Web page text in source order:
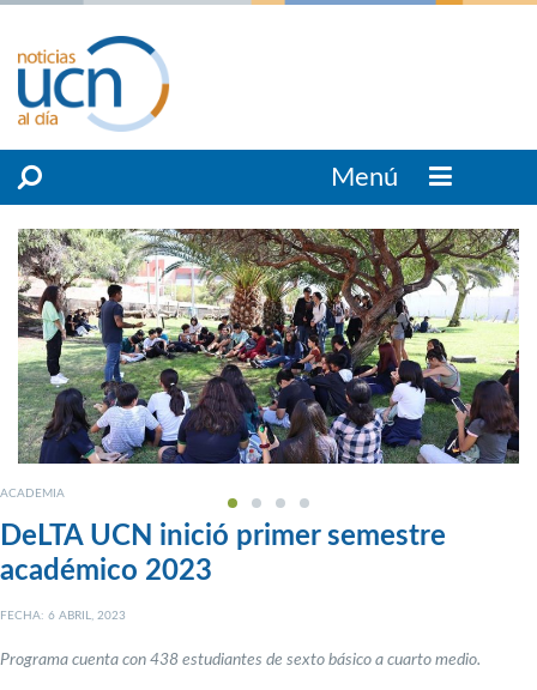
Menú
ACADEMIA
DeLTA UCN inició primer semestre
académico 2023
FECHA: 6 ABRIL, 2023
Programa cuenta con 438 estudiantes de sexto básico a cuarto medio.